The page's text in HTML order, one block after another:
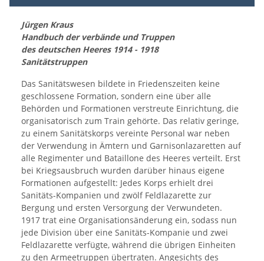
Jürgen Kraus
Handbuch der verbände und Truppen
des deutschen Heeres 1914 - 1918
Sanitätstruppen
Das Sanitätswesen bildete in Friedenszeiten keine
geschlossene Formation, sondern eine über alle
Behörden und Formationen verstreute Einrichtung, die
organisatorisch zum Train gehörte. Das relativ geringe,
zu einem Sanitätskorps vereinte Personal war neben
der Verwendung in Ämtern und Garnisonlazaretten auf
alle Regimenter und Bataillone des Heeres verteilt. Erst
bei Kriegsausbruch wurden darüber hinaus eigene
Formationen aufgestellt: Jedes Korps erhielt drei
Sanitäts-Kompanien und zwölf Feldlazarette zur
Bergung und ersten Versorgung der Verwundeten.
1917 trat eine Organisationsänderung ein, sodass nun
jede Division über eine Sanitäts-Kompanie und zwei
Feldlazarette verfügte, während die übrigen Einheiten
zu den Armeetruppen übertraten. Angesichts des